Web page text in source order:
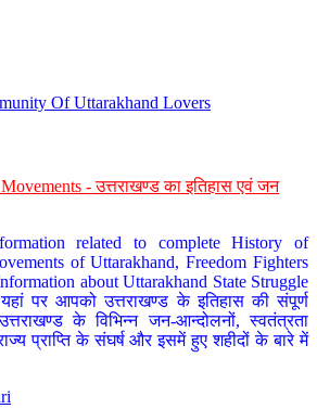
Of Uttarakhand Lovers
- उत्तराखण्ड का इतिहास एवं जन
related to complete History of
of Uttarakhand, Freedom Fighters
about Uttarakhand State Struggle
पर आपको उत्तराखण्ड के इतिहास की संपूर्ण
के विभिन्न जन-आन्दोलनों, स्वतंत्रता
प्राप्ति के संघर्ष और इसमें हुए शहीदों के बारे में